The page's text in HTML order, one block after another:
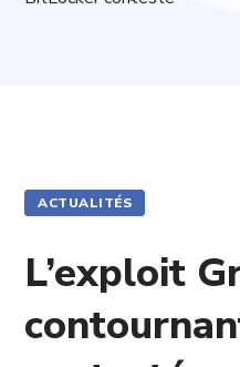
ACTUALITÉS
L’exploit